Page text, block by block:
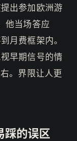
出参加欧洲游
他当场答应
月费框架内。
早期信号的情
。界限让人更
踩的误区